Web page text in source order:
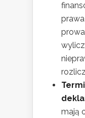
mają